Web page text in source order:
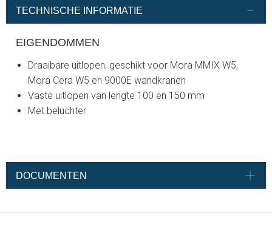
TECHNISCHE INFORMATIE
EIGENDOMMEN
Draaibare uitlopen, geschikt voor Mora MMIX W5,
Mora Cera W5 en 9000E wandkranen
Vaste uitlopen van lengte 100 en 150 mm
Met beluchter
DOCUMENTEN